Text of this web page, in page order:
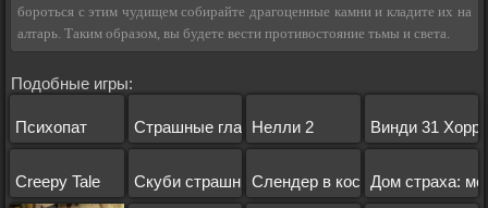
бороться с этим чудищем собирайте драгоценные камни и кладите их на
алтарь. Таким образом, вы будете вести противостояние тьмы и света.
Подобные игры:
Психопат Страшные глазаНелли 2 Винди 31
Creepy Tale Скуби страшный замокСлендер в космосеДом страха: